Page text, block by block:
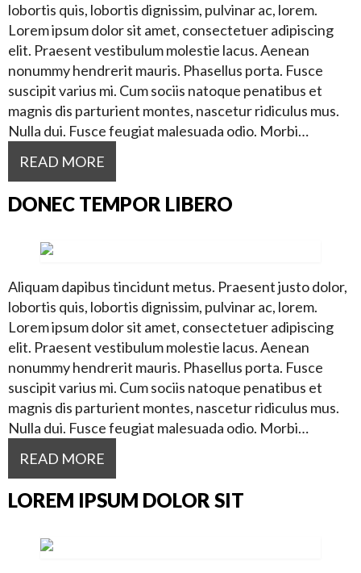
lobortis quis, lobortis dignissim, pulvinar ac, lorem.
Lorem ipsum dolor sit amet, consectetuer adipiscing
elit. Praesent vestibulum molestie lacus. Aenean
nonummy hendrerit mauris. Phasellus porta. Fusce
suscipit varius mi. Cum sociis natoque penatibus et
magnis dis parturient montes, nascetur ridiculus mus.
Nulla dui. Fusce feugiat malesuada odio. Morbi…
READ MORE
DONEC TEMPOR LIBERO
Aliquam dapibus tincidunt metus. Praesent justo dolor,
lobortis quis, lobortis dignissim, pulvinar ac, lorem.
Lorem ipsum dolor sit amet, consectetuer adipiscing
elit. Praesent vestibulum molestie lacus. Aenean
nonummy hendrerit mauris. Phasellus porta. Fusce
suscipit varius mi. Cum sociis natoque penatibus et
magnis dis parturient montes, nascetur ridiculus mus.
Nulla dui. Fusce feugiat malesuada odio. Morbi…
READ MORE
LOREM IPSUM DOLOR SIT